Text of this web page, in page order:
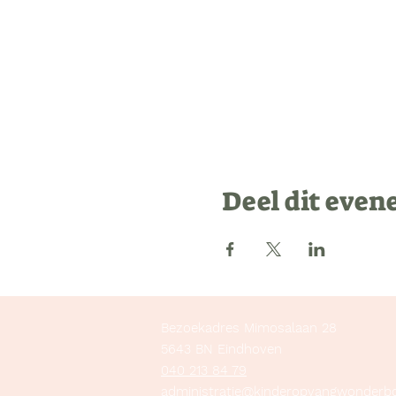
Deel dit
Bezoekadres Mimosalaan 28
5643 BN Eindhoven
040 213 84 79